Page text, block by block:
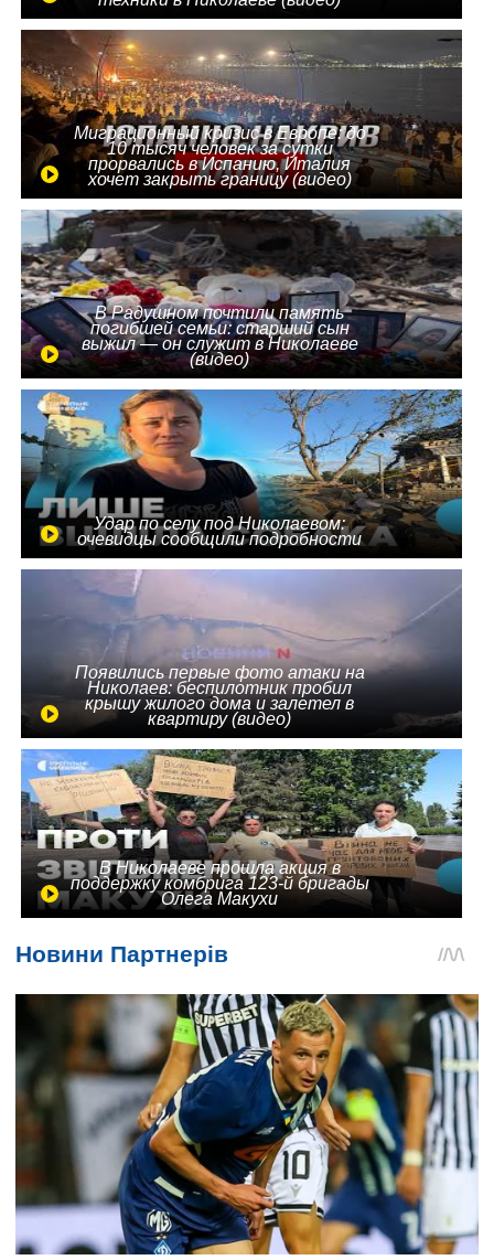
Миграционный кризис в Европе: до
10 тысяч человек за сутки
прорвались в Испанию, Италия
хочет закрыть границу (видео)
В Радушном почтили память
погибшей семьи: старший сын
выжил — он служит в Николаеве
(видео)
Удар по селу под Николаевом:
очевидцы сообщили подробности
Появились первые фото атаки на
Николаев: беспилотник пробил
крышу жилого дома и залетел в
квартиру (видео)
В Николаеве прошла акция в
поддержку комбрига 123-й бригады
Олега Макухи